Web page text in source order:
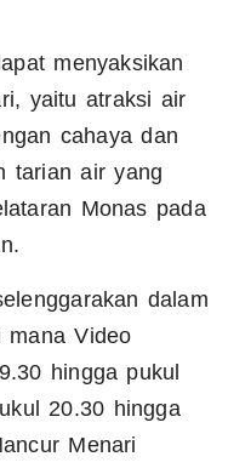
menyaksikan
yaitu atraksi air
cahaya dan
tarian air yang
Monas pada
dalam
mana Video
hingga pukul
20.30 hingga
Menari